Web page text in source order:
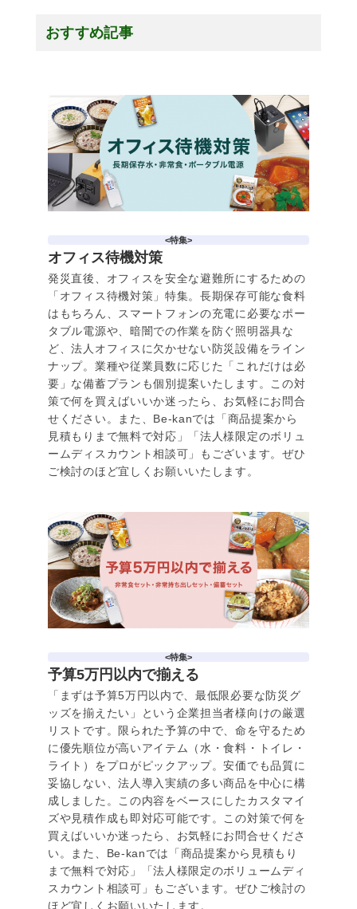
おすすめ記事
<特集>
オフィス待機対策
発災直後、オフィスを安全な避難所にするための
「オフィス待機対策」特集。長期保存可能な食料
はもちろん、スマートフォンの充電に必要なポー
タブル電源や、暗闇での作業を防ぐ照明器具な
ど、法人オフィスに欠かせない防災設備をライン
ナップ。業種や従業員数に応じた「これだけは必
要」な備蓄プランも個別提案いたします。この対
策で何を買えばいいか迷ったら、お気軽にお問合
せください。また、Be-kanでは「商品提案から
見積もりまで無料で対応」「法人様限定のボリュ
ームディスカウント相談可」もございます。ぜひ
ご検討のほど宜しくお願いいたします。
<特集>
予算5万円以内で揃える
「まずは予算5万円以内で、最低限必要な防災グ
ッズを揃えたい」という企業担当者様向けの厳選
リストです。限られた予算の中で、命を守るため
に優先順位が高いアイテム（水・食料・トイレ・
ライト）をプロがピックアップ。安価でも品質に
妥協しない、法人導入実績の多い商品を中心に構
成しました。この内容をベースにしたカスタマイ
ズや見積作成も即対応可能です。この対策で何を
買えばいいか迷ったら、お気軽にお問合せくださ
い。また、Be-kanでは「商品提案から見積もり
まで無料で対応」「法人様限定のボリュームディ
スカウント相談可」もございます。ぜひご検討の
ほど宜しくお願いいたします。